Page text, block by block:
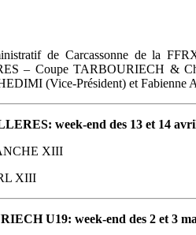
de Carcassonne de la
– Coupe TARBOURIECH &
(Vice-Président) et Fabienne
week-end des 13 et 14
XIII
XIII
U19: week-end des 2 et 3